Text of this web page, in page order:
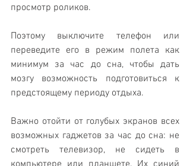
просмотр роликов.
Поэтому выключите телефон или
переведите его в режим полета как
минимум за час до сна, чтобы дать
мозгу возможность подготовиться к
предстоящему периоду отдыха.
Важно отойти от голубых экранов всех
возможных гаджетов за час до сна: не
смотреть телевизор, не сидеть в